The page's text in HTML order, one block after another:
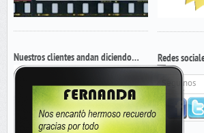
Nuestros clientes andan diciendo… Redes
Seguinos